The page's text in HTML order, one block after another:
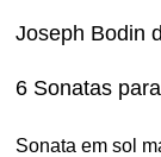
Joseph Bodin
6 Sonatas
Sonata em sol